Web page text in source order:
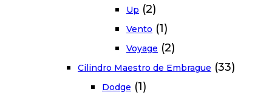
Up (2)
Vento (1)
Voyage (2)
Cilindro Maestro de Embrague (33)
Dodge (1)